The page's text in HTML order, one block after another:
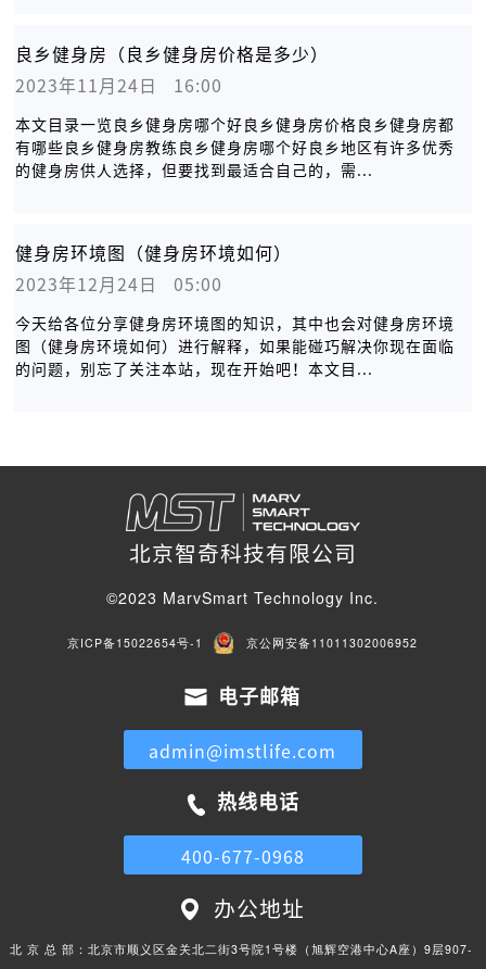
良乡健身房（良乡健身房价格是多少）
2023年11月24日   16:00
本文目录一览良乡健身房哪个好良乡健身房价格良乡健身房都
有哪些良乡健身房教练良乡健身房哪个好良乡地区有许多优秀
的健身房供人选择，但要找到最适合自己的，需...
健身房环境图（健身房环境如何）
2023年12月24日   05:00
今天给各位分享健身房环境图的知识，其中也会对健身房环境
图（健身房环境如何）进行解释，如果能碰巧解决你现在面临
的问题，别忘了关注本站，现在开始吧！本文目...
北京智奇科技有限公司
©2023 MarvSmart Technology Inc.
京ICP备15022654号-1 京公网安备11011302006952
电子邮箱
admin@imstlife.com
热线电话
400-677-0968
办公地址
北 京 总 部： 北京市顺义区金关北二街3号院1号楼（旭辉空港中心A座）9层907-